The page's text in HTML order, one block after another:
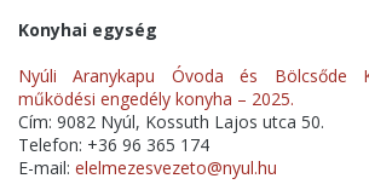
Konyhai egység
Nyúli Aranykapu Óvoda és Bölcsőde
működési engedély konyha – 2025.
Cím: 9082 Nyúl, Kossuth Lajos utca 50.
Telefon: +36 96 365 174
E-mail: elelmezesvezeto@nyul.hu